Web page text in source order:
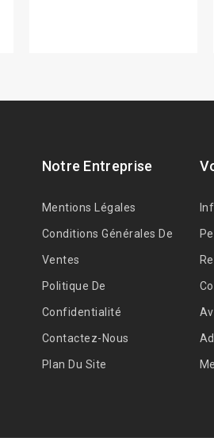
Notre Entreprise
Mentions Légales
Conditions Générales De
Ventes
Politique De
Confidentialité
Contactez-Nous
Plan Du Site